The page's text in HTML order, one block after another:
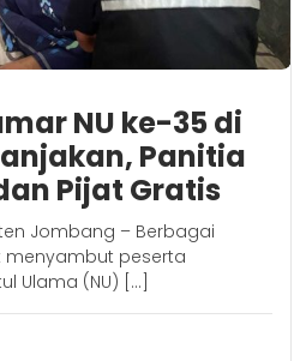
NU ke-35 di
Panitia
Pijat Gratis
Jombang – Berbagai
menyambut peserta
Ulama (NU) […]